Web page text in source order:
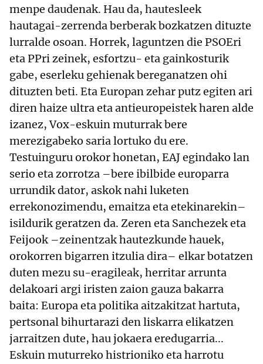
menpe daudenak. Hau da, hautesleek
hautagai-zerrenda berberak bozkatzen dituzte
lurralde osoan. Horrek, laguntzen die PSOEri
eta PPri zeinek, esfortzu- eta gainkosturik
gabe, eserleku gehienak bereganatzen ohi
dituzten beti. Eta Europan zehar putz egiten ari
diren haize ultra eta antieuropeistek haren alde
izanez, Vox-eskuin muturrak bere
merezigabeko saria lortuko du ere.
Testuinguru orokor honetan, EAJ egindako lan
serio eta zorrotza –bere ibilbide europarra
urrundik dator, askok nahi luketen
errekonozimendu, emaitza eta etekinarekin–
isildurik geratzen da. Zeren eta Sanchezek eta
Feijook –zeinentzak hautezkunde hauek,
orokorren bigarren itzulia dira– elkar botatzen
duten mezu su-eragileak, herritar arrunta
delakoari argi iristen zaion gauza bakarra
baita: Europa eta politika aitzakitzat hartuta,
pertsonal bihurtarazi den liskarra elikatzen
jarraitzen dute, hau jokaera eredugarria...
Eskuin muturreko histrioniko eta harrotu